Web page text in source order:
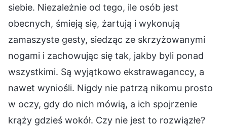
siebie. Niezależnie od tego, ile osób jest
obecnych, śmieją się, żartują i wykonują
zamaszyste gesty, siedząc ze skrzyżowanymi
nogami i zachowując się tak, jakby byli ponad
wszystkimi. Są wyjątkowo ekstrawaganccy, a
nawet wyniośli. Nigdy nie patrzą nikomu prosto
w oczy, gdy do nich mówią, a ich spojrzenie
krąży gdzieś wokół. Czy nie jest to rozwiązłe?